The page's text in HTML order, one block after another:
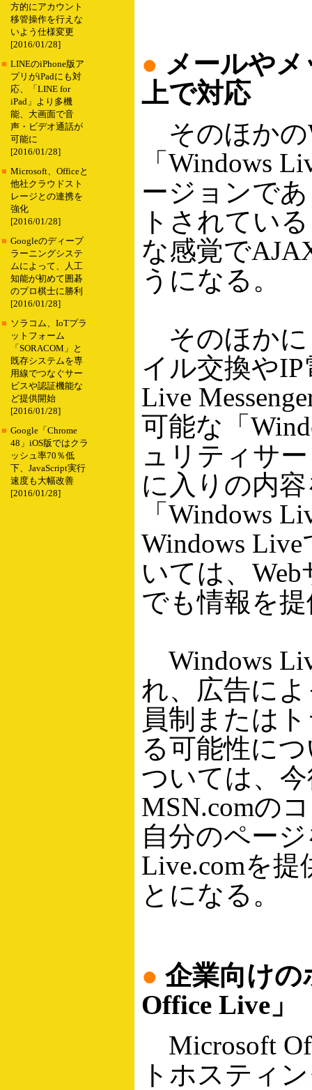
方的にアカウント
移管操作を行えな
いよう仕様変更
[2016/01/28]
■ LINEのiPhone版ア
プリがiPadにも対
応、「LINE for
iPad」より多機
能、大画面で音
声・ビデオ通話が
可能に
[2016/01/28]
■ Microsoft、Officeと
他社クラウドスト
レージとの連携を
強化
[2016/01/28]
■ Googleのディープ
ラーニングシステ
ムによって、人工
知能が初めて囲碁
のプロ棋士に勝利
[2016/01/28]
■ ソラコム、IoTプラ
ットフォーム
「SORACOM」と
既存システムを専
用線でつなぐサー
ビスや認証機能な
ど提供開始
[2016/01/28]
■ Google「Chrome
48」iOS版ではクラ
ッシュ率70％低
下、JavaScript実行
速度も大幅改善
[2016/01/28]
● メールや
上で対応
そのほかの
「Windows
ージョンで
トされてい
な感覚で
うになる。
そのほかに
イル交換や
Live
可能な「
ュリティサ
に入りの内
「Windows
Windows
いては、
でも情報を
Windows
れ、広告に
員制または
る可能性に
ついては、
MSN.comの
自分のペー
Live.comを
とになる。
● 企業向け
Office Live」
Microsoft
トホスティ